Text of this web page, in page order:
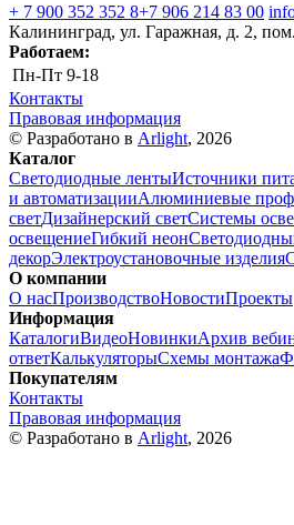
+ 7 900 352 352 8+7 906 214 83 00
Калининград, ул. Гаражная, д. 2,
Работаем:
Пн-Пт 9-18
Контакты
Правовая информация
© Разработано в Arlight, 2026
Каталог
Светодиодные лентыИсточники
и автоматизацииАлюминиевые
светДизайнерский светСистемы
освещениеГибкий неон
декорЭлектроустановочные изделия
О компании
О насПроизводствоНовостиПроекты
Информация
КаталогиВидеоНовинкиАрхив
ответКалькуляторыСхемы монтажа
Покупателям
Контакты
Правовая информация
© Разработано в Arlight, 2026